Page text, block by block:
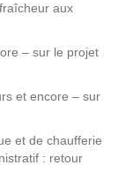
aux
– sur le projet
et encore – sur
et de chaufferie
: retour